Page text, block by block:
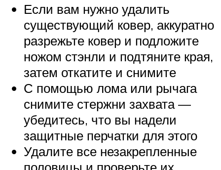
Если вам нужно удалить
существующий ковер, аккуратно
разрежьте ковер и подложите
ножом стэнли и подтяните края,
затем откатите и снимите
С помощью лома или рычага
снимите стержни захвата —
убедитесь, что вы надели
защитные перчатки для этого
Удалите все незакрепленные